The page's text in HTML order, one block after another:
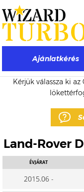
Ajánlatkérés
Land-Rover
Kérjük válassza ki
Land-Rover
ÉVJÁRAT
2015.06 -